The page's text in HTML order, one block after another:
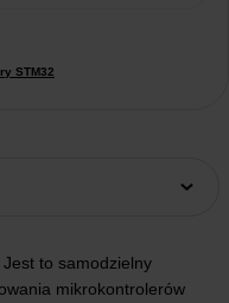
STM32
to samodzielny
mikrokontrolerów